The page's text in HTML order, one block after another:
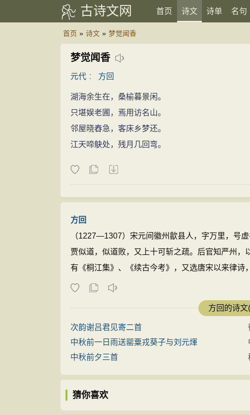
古诗文网 首页 诗文 诗单 名句
首页 » 诗文 » 梦觉闻香
梦觉闻香
元代 ： 方回
湖海余生在，桑榆暮景闲。
只堪娱老圃，焉用访名山。
邻屋晓舂急，客床乡梦还。
江天啼鴃处，残月几回弯。
方回
（1227—1307）宋元间徽州歙县人，字万里，号
贾似道，似道败，又上十可斩之疏。后官知严州，
有《桐江集》、《续古今考》，又选唐宋以来律诗
方回的诗文
次韵谢吕君见寄二首
中秋前一日雨送罂粟戎葵子与刘元煇
中秋前夕三首
猜你喜欢